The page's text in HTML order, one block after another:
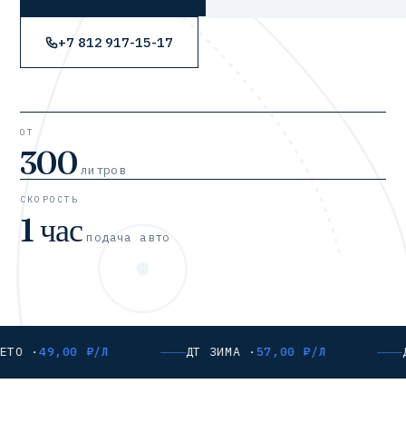
+7 812 917-15-17
ОТ
300 литров
СКОРОСТЬ
1 час подача авто
· 49,00 ₽/Л ДТ ЗИМА ·57,00 ₽/Л